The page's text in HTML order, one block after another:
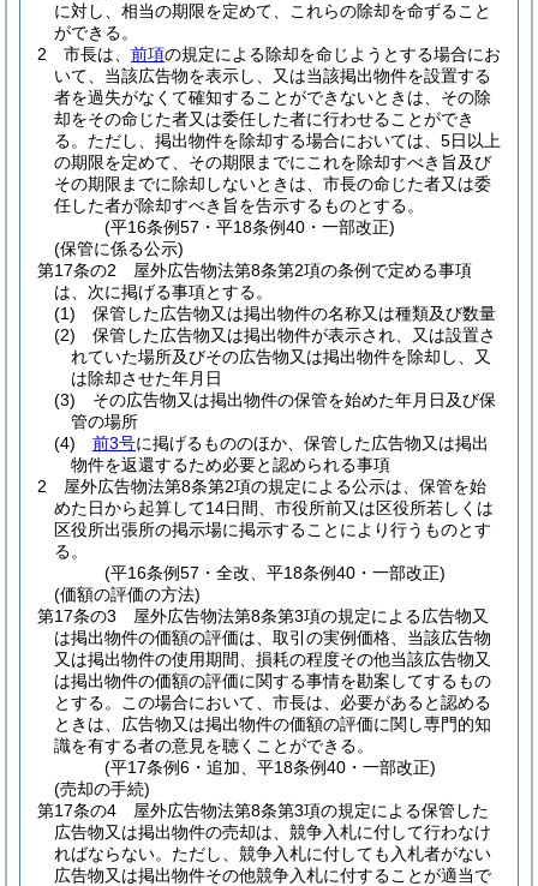
に対し、相当の期限を定めて、これらの除却を命ずること
ができる。
2
市長は、 前項の規定による除却を命じようとする場合にお
いて、当該広告物を表示し、又は当該掲出物件を設置する
者を過失がなくて確知することができないときは、その除
却をその命じた者又は委任した者に行わせることができ
る。 ただし、掲出物件を除却する場合においては、5日以上
の期限を定めて、その期限までにこれを除却すべき旨及び
その期限までに除却しないときは、市長の命じた者又は委
任した者が除却すべき旨を告示するものとする。
(平16条例57・平18条例40・一部改正)
(保管に係る公示)
第17条の2
屋外広告物法第8条第2項の条例で定める事項
は、次に掲げる事項とする。
(1)
保管した広告物又は掲出物件の名称又は種類及び数量
(2)
保管した広告物又は掲出物件が表示され、又は設置さ
れていた場所及びその広告物又は掲出物件を除却し、又
は除却させた年月日
(3)
その広告物又は掲出物件の保管を始めた年月日及び保
管の場所
(4)
前3号に掲げるもののほか、保管した広告物又は掲出
物件を返還するため必要と認められる事項
2
屋外広告物法第8条第2項の規定による公示は、保管を始
めた日から起算して14日間、市役所前又は区役所若しくは
区役所出張所の掲示場に掲示することにより行うものとす
る。
(平16条例57・全改、平18条例40・一部改正)
(価額の評価の方法)
第17条の3
屋外広告物法第8条第3項の規定による広告物又
は掲出物件の価額の評価は、取引の実例価格、当該広告物
又は掲出物件の使用期間、損耗の程度その他当該広告物又
は掲出物件の価額の評価に関する事情を勘案してするもの
とする。
この場合において、市長は、必要があると認める
ときは、広告物又は掲出物件の価額の評価に関し専門的知
識を有する者の意見を聴くことができる。
(平17条例6・追加、平18条例40・一部改正)
(売却の手続)
第17条の4
屋外広告物法第8条第3項の規定による保管した
広告物又は掲出物件の売却は、競争入札に付して行わなけ
ればならない。 ただし、競争入札に付しても入札者がない
広告物又は掲出物件その他競争入札に付することが適当で